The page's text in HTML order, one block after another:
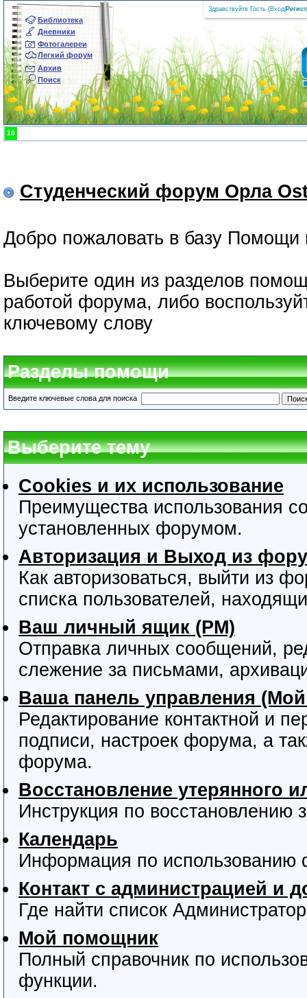
Библиотека
Дневники
Фотогалереи
Легкий форум
Архив
Поиск
Здравствуйте Гость (Вход
10
Студенческий форум Орла
Добро пожаловать в базу
Выберите один из разделов
работой форума, либо
ключевому слову
Разделы помощи
Введите ключевые слова для поиска
Выберите тему
Cookies и их использование
Преимущества использования
установленных форумом.
Авторизация и Выход из
Как авторизоваться, выйти из
списка пользователей,
Ваш личный ящик (PM)
Отправка личных сообщений,
слежение за письмами,
Ваша панель управления
Редактирование контактной и
подписи, настроек форума, а
форума.
Восстановление утерянного
Инструкция по восстановлению
Календарь
Информация по использованию
Контакт с администрацией и
Где найти список
Мой помощник
Полный справочник по
функции.